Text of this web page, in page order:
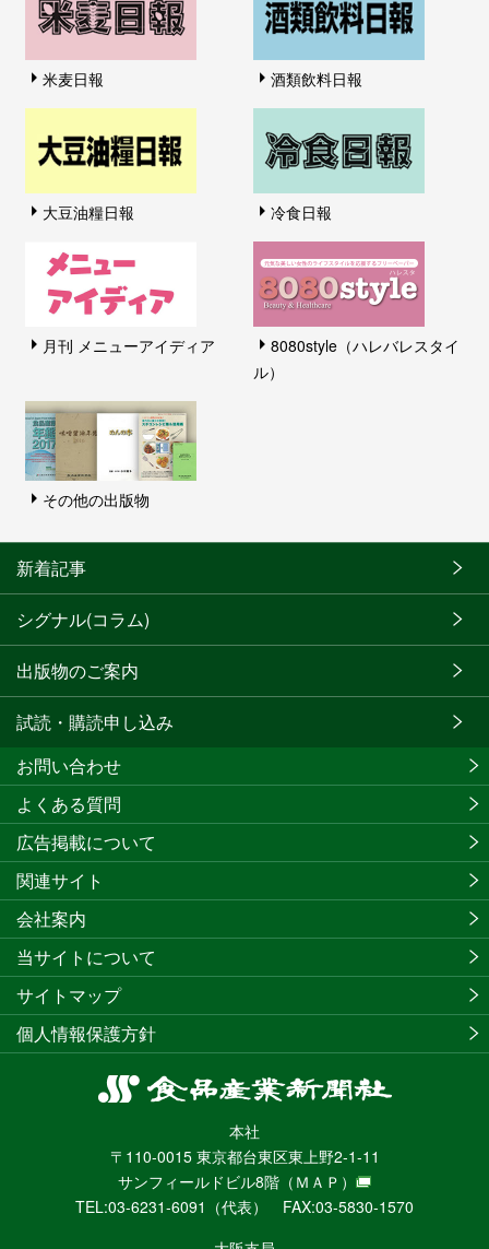
米麦日報 酒類飲料日報
大豆油糧日報 冷食日報
月刊 メニューアイディア
8080style（ハレバレスタイ
ル）
その他の出版物
新着記事
シグナル(コラム)
出版物のご案内
試読・購読申し込み
食
産
業
新
聞
本社
〒110-0015 東京都台東区東上野2-1-11
サンフィールドビル8階 （ＭＡＰ）
TEL:03-6231-6091（代表） FAX:03-5830-1570
お問い合わせ
よくある質問
広告掲載について
関連サイト
会社案内
当サイトについて
サイトマップ
個人情報保護方針